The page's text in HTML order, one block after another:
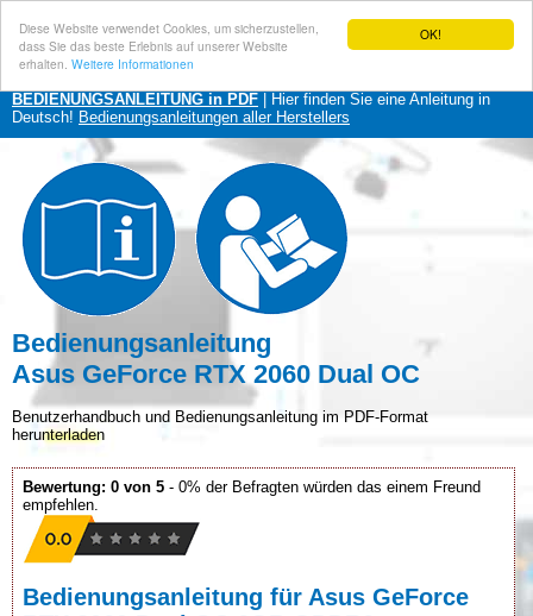
OK!
Diese Website verwendet Cookies, um sicherzustellen,
dass Sie das beste Erlebnis auf unserer Website
erhalten. Weitere Informationen
BEDIENUNGSANLEITUNG in PDF | Hier finden Sie eine Anleitung in
Deutsch! Bedienungsanleitungen aller Herstellers
Bedienungsanleitung
Asus GeForce RTX 2060 Dual OC
Benutzerhandbuch und Bedienungsanleitung im PDF-Format
herunterladen
Bewertung: 0 von 5 - 0% der Befragten würden das einem Freund
empfehlen.
Bedienungsanleitung für Asus GeForce